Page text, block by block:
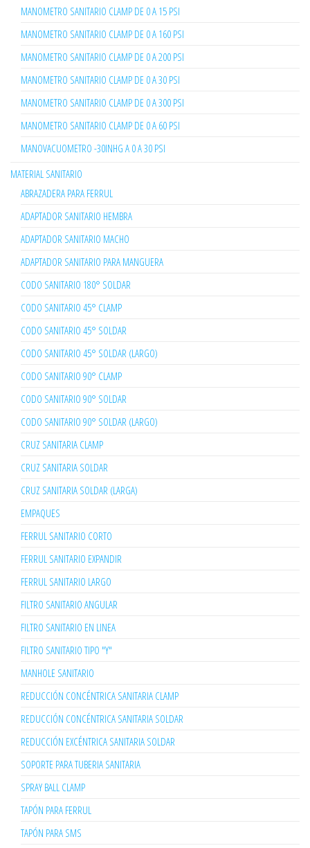
MANOMETRO SANITARIO CLAMP DE 0 A 15 PSI
MANOMETRO SANITARIO CLAMP DE 0 A 160 PSI
MANOMETRO SANITARIO CLAMP DE 0 A 200 PSI
MANOMETRO SANITARIO CLAMP DE 0 A 30 PSI
MANOMETRO SANITARIO CLAMP DE 0 A 300 PSI
MANOMETRO SANITARIO CLAMP DE 0 A 60 PSI
MANOVACUOMETRO -30INHG A 0 A 30 PSI
MATERIAL SANITARIO
ABRAZADERA PARA FERRUL
ADAPTADOR SANITARIO HEMBRA
ADAPTADOR SANITARIO MACHO
ADAPTADOR SANITARIO PARA MANGUERA
CODO SANITARIO 180° SOLDAR
CODO SANITARIO 45° CLAMP
CODO SANITARIO 45° SOLDAR
CODO SANITARIO 45° SOLDAR (LARGO)
CODO SANITARIO 90° CLAMP
CODO SANITARIO 90° SOLDAR
CODO SANITARIO 90° SOLDAR (LARGO)
CRUZ SANITARIA CLAMP
CRUZ SANITARIA SOLDAR
CRUZ SANITARIA SOLDAR (LARGA)
EMPAQUES
FERRUL SANITARIO CORTO
FERRUL SANITARIO EXPANDIR
FERRUL SANITARIO LARGO
FILTRO SANITARIO ANGULAR
FILTRO SANITARIO EN LINEA
FILTRO SANITARIO TIPO "Y"
MANHOLE SANITARIO
REDUCCIÓN CONCÉNTRICA SANITARIA CLAMP
REDUCCIÓN CONCÉNTRICA SANITARIA SOLDAR
REDUCCIÓN EXCÉNTRICA SANITARIA SOLDAR
SOPORTE PARA TUBERIA SANITARIA
SPRAY BALL CLAMP
TAPÓN PARA FERRUL
TAPÓN PARA SMS